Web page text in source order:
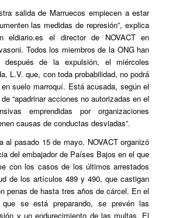
salida de Marruecos empiecen a estar
las medidas de represión”, explica
eldiario.es el director de NOVACT en
Todos los miembros de la ONG han
después de la expulsión, el miércoles
L.V. que, con toda probabilidad, no podrá
suelo marroquí. Está acusada, según el
“apadrinar acciones no autorizadas en el
emprendidas por organizaciones
causas de conductas desviadas”.
al pasado 15 de mayo. NOVACT organizó
del embajador de Países Bajos en el que
con los casos de los últimos arrestados
de los artículos 489 y 490, que castigan
penas de hasta tres años de cárcel. En el
se está preparando, se prevén las
y un endurecimiento de las multas. El